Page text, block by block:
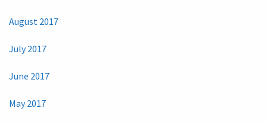
August 2017
July 2017
June 2017
May 2017